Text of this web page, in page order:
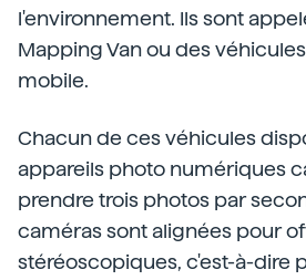
l'environnement. Ils sont
Mapping Van ou des
mobile.
Chacun de ces véhicules
appareils photo numériques
prendre trois photos par
caméras sont alignées pour
stéréoscopiques, c'est-à-dire